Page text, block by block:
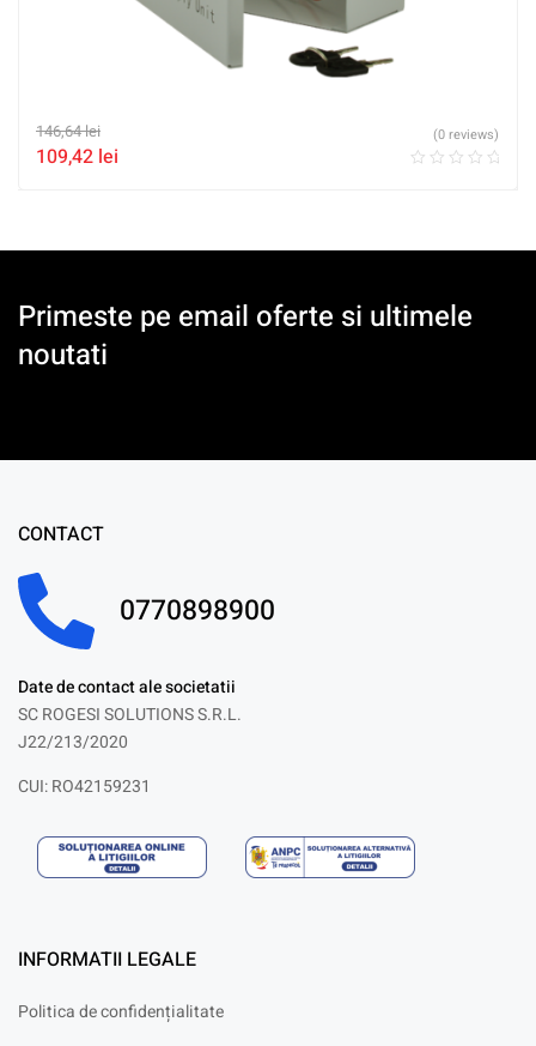
146,64lei
109,42 lei
(0 reviews)
Primeste pe email oferte si ultimele
noutati
CONTACT
0770898900
Date de contact ale societatii
SC ROGESI SOLUTIONS S.R.L.
J22/213/2020
CUI: RO42159231
INFORMATII LEGALE
Politica de confidențialitate